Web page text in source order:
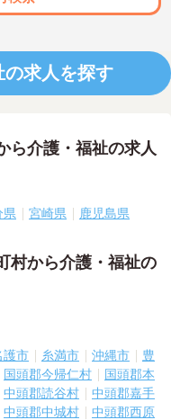
求人を探す
ら介護・福祉の求人
県 宮崎県 鹿児島県
村から介護・福祉の
護市 糸満市 沖縄市
豊
国頭郡今帰仁村
国頭郡本
中頭郡読谷村
中頭郡嘉手
中頭郡中城村
中頭郡西原